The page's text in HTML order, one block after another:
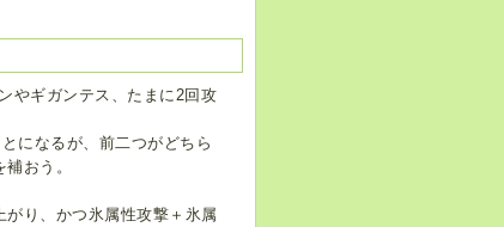
やギガンテス、たまに2回攻
になるが、前二つがどちら
おう。
り、かつ氷属性攻撃＋氷属